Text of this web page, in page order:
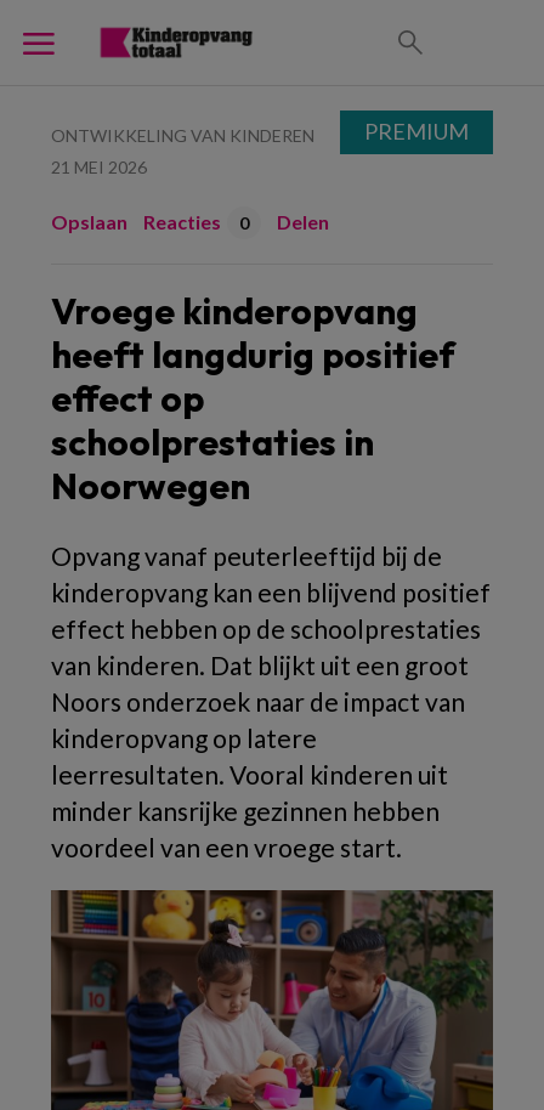
ONTWIKKELING VAN KINDEREN
21 MEI 2026
Opslaan Reacties 0 Delen
Vroege kinderopvang
heeft langdurig positief
effect op
schoolprestaties in
Noorwegen
Opvang vanaf peuterleeftijd bij de
kinderopvang kan een blijvend positief
effect hebben op de schoolprestaties
van kinderen. Dat blijkt uit een groot
Noors onderzoek naar de impact van
kinderopvang op latere
leerresultaten. Vooral kinderen uit
minder kansrijke gezinnen hebben
voordeel van een vroege start.
PREMIUM